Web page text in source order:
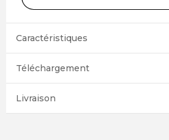
Caractéristiques
Téléchargement
Livraison